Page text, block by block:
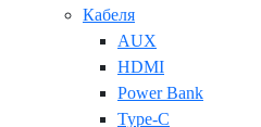
Кабеля
AUX
HDMI
Power Bank
Type-C